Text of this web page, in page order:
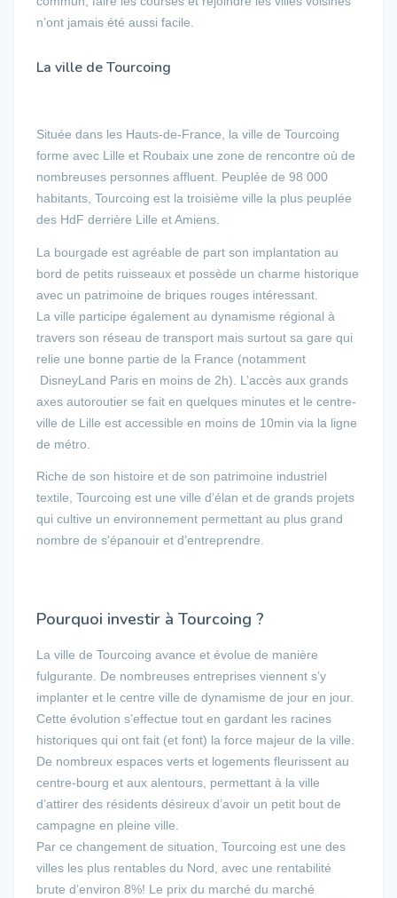
n’ont jamais été aussi facile.
La ville de Tourcoing
Située dans les Hauts-de-France, la ville de Tourcoing
forme avec Lille et Roubaix une zone de rencontre où de
nombreuses personnes affluent. Peuplée de 98 000
habitants, Tourcoing est la troisième ville la plus peuplée
des HdF derrière Lille et Amiens.
La bourgade est agréable de part son implantation au
bord de petits ruisseaux et possède un charme historique
avec un patrimoine de briques rouges intéressant.
La ville participe également au dynamisme régional à
travers son réseau de transport mais surtout sa gare qui
relie une bonne partie de la France (notamment
DisneyLand Paris en moins de 2h). L’accès aux grands
axes autoroutier se fait en quelques minutes et le centre-
ville de Lille est accessible en moins de 10min via la ligne
de métro.
Riche de son histoire et de son patrimoine industriel
textile, Tourcoing est une ville d’élan et de grands projets
qui cultive un environnement permettant au plus grand
nombre de s’épanouir et d’entreprendre.
Pourquoi investir à Tourcoing ?
La ville de Tourcoing avance et évolue de manière
fulgurante. De nombreuses entreprises viennent s’y
implanter et le centre ville de dynamisme de jour en jour.
Cette évolution s’effectue tout en gardant les racines
historiques qui ont fait (et font) la force majeur de la ville.
De nombreux espaces verts et logements fleurissent au
centre-bourg et aux alentours, permettant à la ville
d’attirer des résidents désireux d’avoir un petit bout de
campagne en pleine ville.
Par ce changement de situation, Tourcoing est une des
villes les plus rentables du Nord, avec une rentabilité
brute d’environ 8%! Le prix du marché du marché